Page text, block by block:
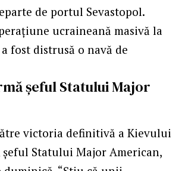
de portul Sevastopol.
ucraineană masivă la
fost distrusă o navă de
șeful Statului Major
victoria definitivă a Kievului
Statului Major American,